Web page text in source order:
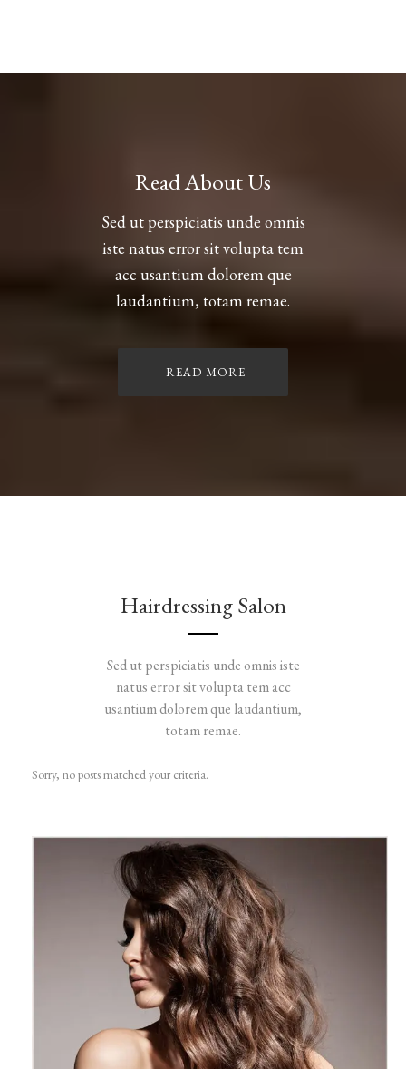
Read About Us
Sed ut perspiciatis unde omnis
iste natus error sit volupta tem
acc usantium dolorem que
laudantium, totam remae.
READ MORE
Hairdressing Salon
Sed ut perspiciatis unde omnis iste
natus error sit volupta tem acc
usantium dolorem que laudantium,
totam remae.
Sorry, no posts matched your criteria.